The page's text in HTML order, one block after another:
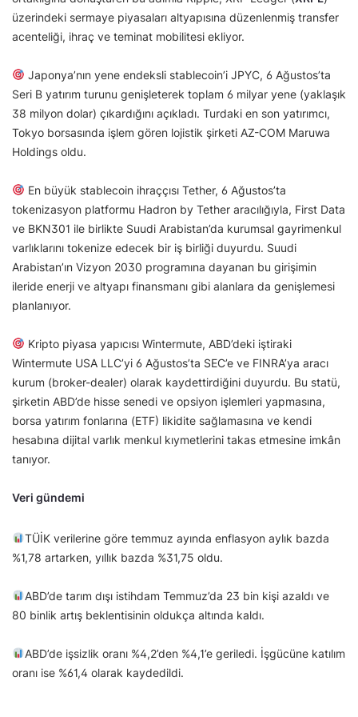
üzerindeki sermaye piyasaları altyapısına düzenlenmiş transfer
acenteliği, ihraç ve teminat mobilitesi ekliyor.
Japonya’nın yene endeksli stablecoin’i JPYC, 6 Ağustos’ta
Seri B yatırım turunu genişleterek toplam 6 milyar yene (yaklaşık
38 milyon dolar) çıkardığını açıkladı. Turdaki en son yatırımcı,
Tokyo borsasında işlem gören lojistik şirketi AZ-COM Maruwa
Holdings oldu.
En büyük stablecoin ihraççısı Tether, 6 Ağustos’ta
tokenizasyon platformu Hadron by Tether aracılığıyla, First Data
ve BKN301 ile birlikte Suudi Arabistan’da kurumsal gayrimenkul
varlıklarını tokenize edecek bir iş birliği duyurdu. Suudi
Arabistan’ın Vizyon 2030 programına dayanan bu girişimin
ileride enerji ve altyapı finansmanı gibi alanlara da genişlemesi
planlanıyor.
Kripto piyasa yapıcısı Wintermute, ABD’deki iştiraki
Wintermute USA LLC’yi 6 Ağustos’ta SEC’e ve FINRA’ya aracı
kurum (broker-dealer) olarak kaydettirdiğini duyurdu. Bu statü,
şirketin ABD’de hisse senedi ve opsiyon işlemleri yapmasına,
borsa yatırım fonlarına (ETF) likidite sağlamasına ve kendi
hesabına dijital varlık menkul kıymetlerini takas etmesine imkân
tanıyor.
Veri gündemi
TÜİK verilerine göre temmuz ayında enflasyon aylık bazda
%1,78 artarken, yıllık bazda %31,75 oldu.
ABD’de tarım dışı istihdam Temmuz’da 23 bin kişi azaldı ve
80 binlik artış beklentisinin oldukça altında kaldı.
ABD’de işsizlik oranı %4,2’den %4,1’e geriledi. İşgücüne katılım
oranı ise %61,4 olarak kaydedildi.